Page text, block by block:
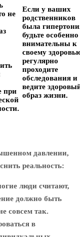
не
при
Если у ваших
родственников
была
будьте особенно
внимательны к
своему
регулярно
проходите
обследования и
ведите
образ жизни.
давлении,
реальность:
люди считают,
должно быть
совсем так.
в